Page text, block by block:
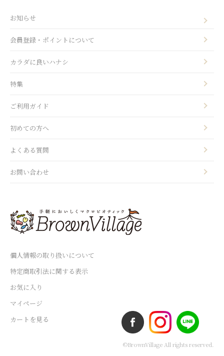
個人情報の取り扱いについて
特定商取引法に関する表示
お気に入り
マイページ
カートを見る
©BrownVillage All rights reserved.
お知らせ
会員登録・ポイントについて
カラダに良いハナシ
特集
ご利用ガイド
初めての方へ
よくある質問
お問い合わせ